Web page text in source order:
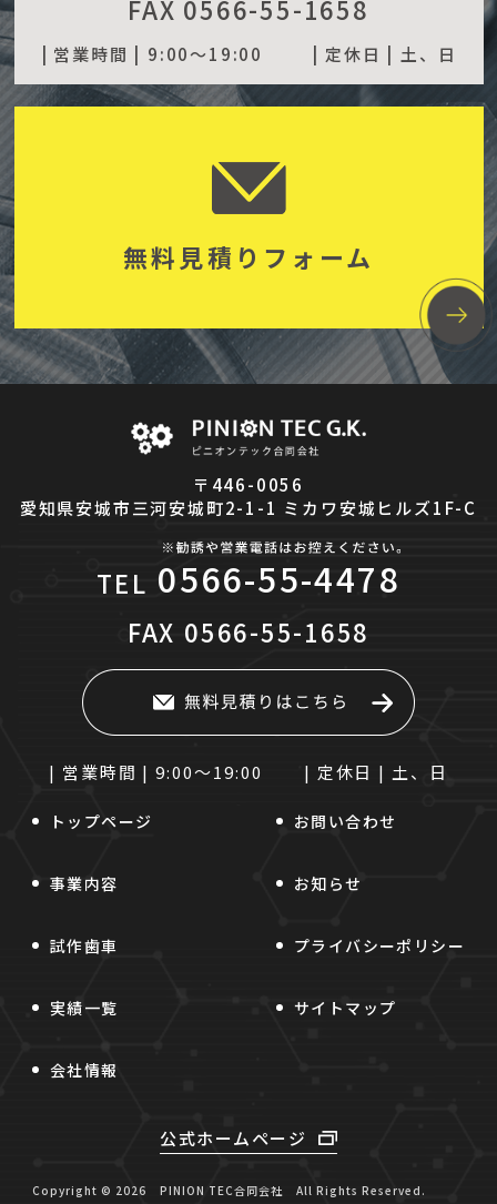
FAX 0566-55-1658
| 営業時間 | 9:00～19:00 | 定休日 | 土、日
無料見積りフォーム
〒446-0056
愛知県安城市三河安城町2-1-1 ミカワ安城ヒルズ1F-C
TEL 0566-55-4478
FAX 0566-55-1658
| 営業時間 | 9:00～19:00 | 定休日 | 土、日
トップページ
事業内容
試作歯車
実績一覧
会社情報
お問い合わせ
お知らせ
プライバシーポリシー
サイトマップ
公式ホームページ
Copyright © 2026 PINION TEC合同会社 All Rights Reserved.